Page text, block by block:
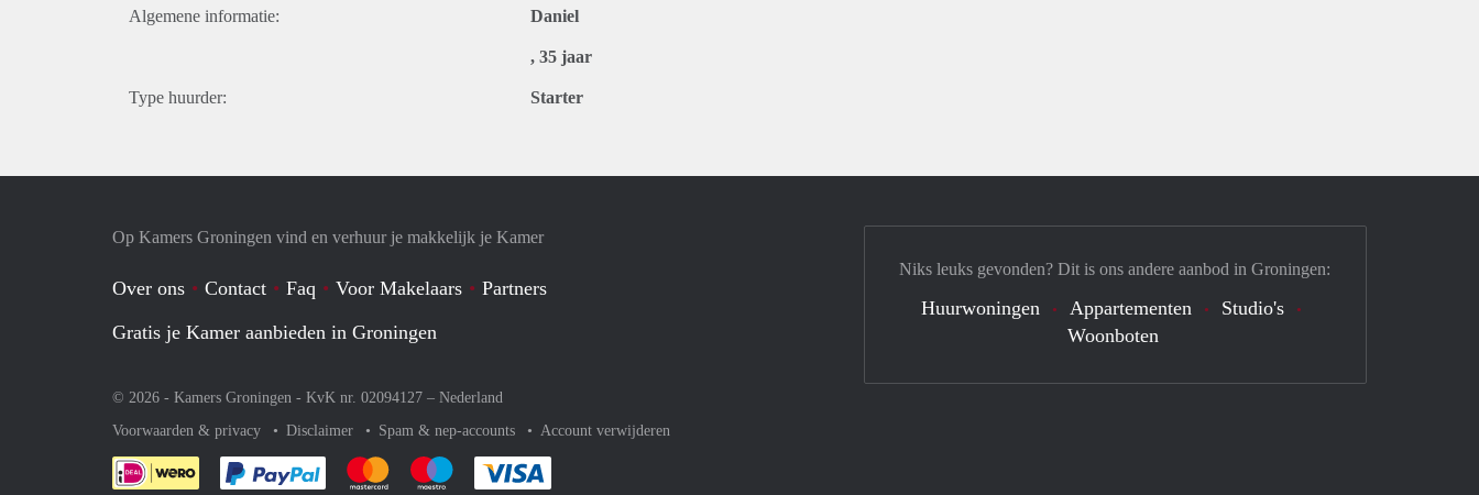
Algemene informatie: Daniel
, 35 jaar
Type huurder: Starter
Op Kamers Groningen vind en verhuur je makkelijk je Kamer
Over ons Contact Faq Voor Makelaars
Partners
Gratis je Kamer aanbieden in Groningen
© 2026 - Kamers Groningen - KvK nr. 02094127 – Nederland
Voorwaarden & privacy
Disclaimer Spam & nep-accounts Account verwijderen
Je rekent gemakkelijk af met Paypal
Je rekent gemakkelijk af met Mastercard
Je rekent gemakkelijk af met Meastro
Niks leuks gevonden? Dit is ons andere aanbod in Groningen:
Huurwoningen Appartementen
Studio's
Woonboten